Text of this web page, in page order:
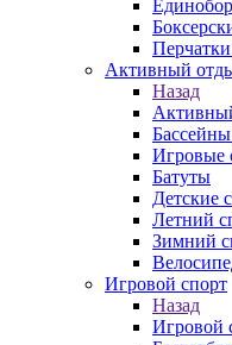
Активный
Назад
Игровые
Батуты
Детские
Летний
Зимний
Игровой спорт
Назад
Игровой